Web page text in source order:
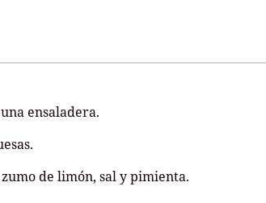
ensaladera.
de limón, sal y pimienta.